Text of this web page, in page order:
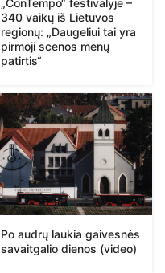
„ConTempo“ festivalyje –
340 vaikų iš Lietuvos
regionų: „Daugeliui tai yra
pirmoji scenos menų
patirtis“
Po audrų laukia gaivesnės
savaitgalio dienos (video)